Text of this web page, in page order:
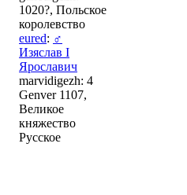
1020?, Польское
королевство
eured: ♂
Изяслав I
Ярославич
marvidigezh: 4
Genver 1107,
Великое
княжество
Русское